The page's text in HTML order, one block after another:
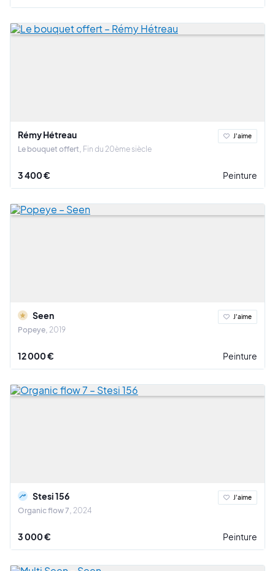
Rémy Hétreau
Le bouquet offert Fin du 20ème siècle
J'aime
3 400 € Peinture
Seen
Popeye 2019
J'aime
12 000 € Peinture
Stesi 156
Organic flow 7 2024
J'aime
3 000 € Peinture